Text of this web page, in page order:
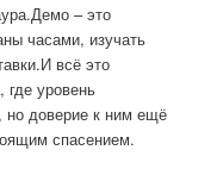
– это
часами, изучать
всё это
где уровень
но доверие к ним ещё
спасением.